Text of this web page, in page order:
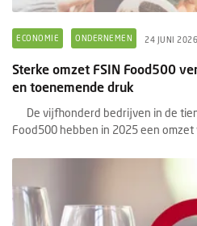
ECONOMIE ONDERNEMEN 24 JUNI 2026
Sterke omzet FSIN Food500
en toenemende druk
De vijfhonderd bedrijven in de
Food500 hebben in 2025 een omzet